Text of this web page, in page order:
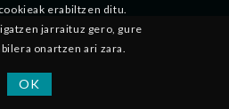
erabiltzen ditu.
jarraituz gero, gure
onartzen ari zara.
OK